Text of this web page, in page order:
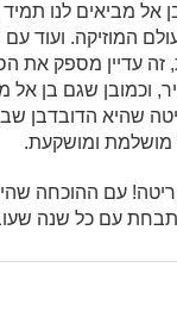
אל מביאים לנו
המוזיקה. ועוד
זה עדיין מספק את
שגם בן אל
שהיא הדובדבן
ומושקעת.
ריטה! עם ההוכחה
עם כל שנה